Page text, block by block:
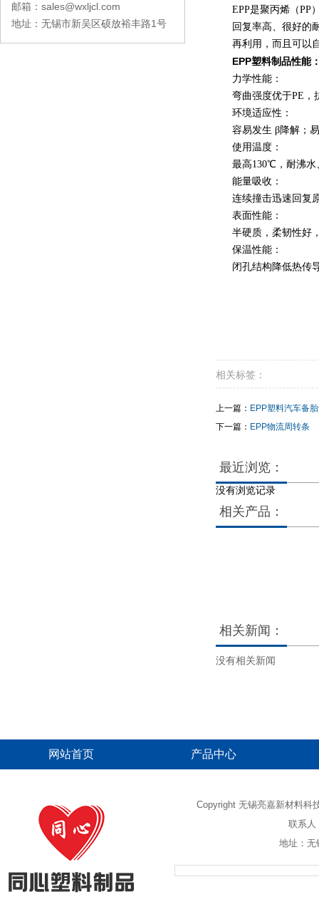
邮箱：sales@wxljcl.com
地址：无锡市新吴区硕放裕丰路1号
EPP是聚丙烯（PP
回复率高、很好的
再利用，而且可以
EPP塑料制品性能
力学性能：
弯曲强度优于PE，
环境适应性：
容易发生 β降解；
使用温度：
最高130℃，耐沸水
能量吸收：
连续撞击迅速回复
表面性能：
半硬质，柔韧性好
保温性能：
闭孔结构降低热传
相关标签：
上一篇： EPP塑料汽车备
下一篇： EPP物流周转条
最近浏览：
没有浏览记录
相关产品：
相关新闻：
没有相关新闻
网站首页 产品中心
Copyright 无锡亮嘉新材料科
联系人
地址：无